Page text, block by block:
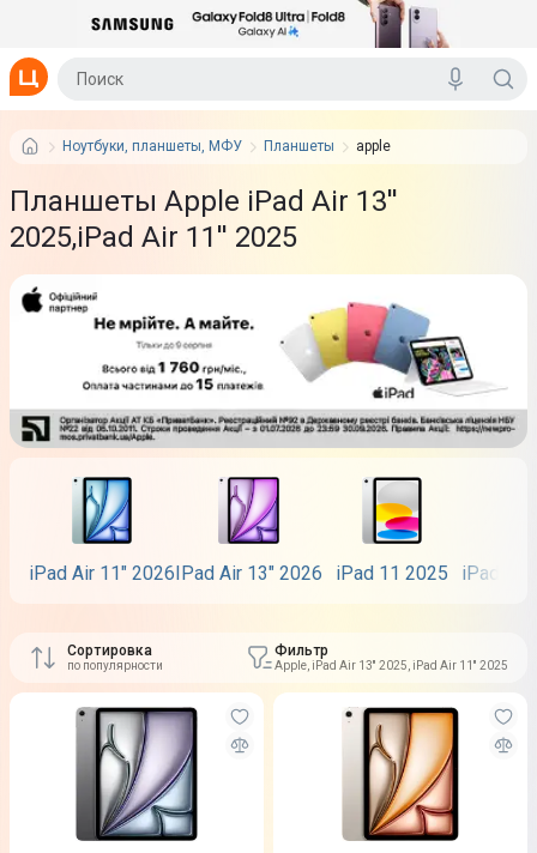
Ноутбуки, планшеты, МФУ Планшеты apple
Планшеты Apple iPad Air 13''
2025,iPad Air 11'' 2025
iPad Air 11" 2026IPad Air 13" 2026 iPad 11 2025 iPad
Сортировка
по популярности
Фильтр
Apple, iPad Air 13'' 2025, iPad Air 11'' 2025